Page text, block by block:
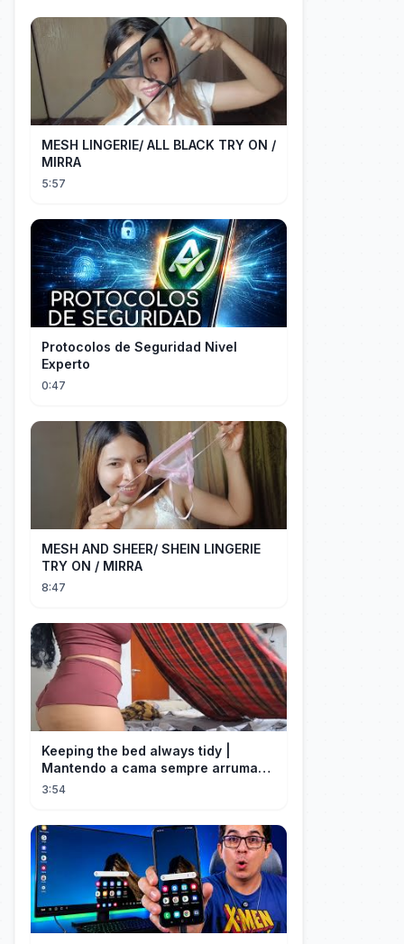
MESH LINGERIE/ ALL BLACK TRY ON /
MIRRA
5:57
Protocolos de Seguridad Nivel
Experto
0:47
MESH AND SHEER/ SHEIN LINGERIE
TRY ON / MIRRA
8:47
Keeping the bed always tidy |
Mantendo a cama sempre arrumada
🛌
3:54